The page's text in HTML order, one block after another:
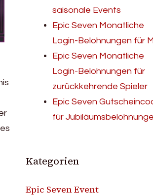
saisonale Events
Epic Seven Monatliche
Login-Belohnungen für
Epic Seven Monatliche
Login-Belohnungen für
zurückkehrende Spieler
Epic Seven
für
Kategorien
Epic Seven Event